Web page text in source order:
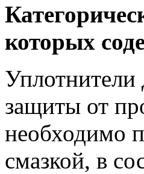
которых
Уплотнители
защиты от
необходимо
смазкой, в